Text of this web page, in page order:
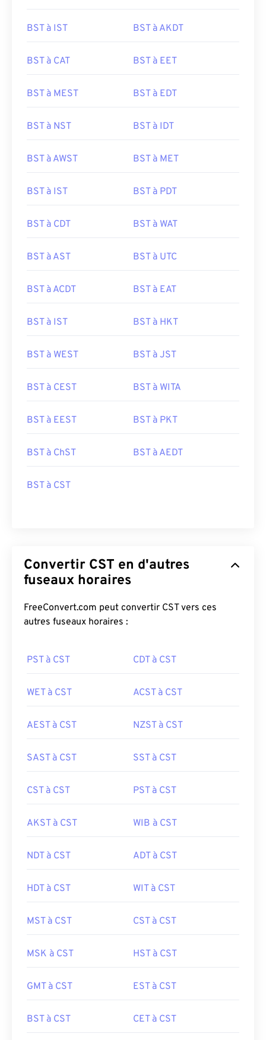
BST à IST BST à AKDT
BST à CAT BST à EET
BST à MEST BST à EDT
BST à NST BST à IDT
BST à AWST BST à MET
BST à IST BST à PDT
BST à CDT BST à WAT
BST à AST BST à UTC
BST à ACDT BST à EAT
BST à IST BST à HKT
BST à WEST BST à JST
BST à CEST BST à WITA
BST à EEST BST à PKT
BST à ChST BST à AEDT
BST à CST
Convertir CST en d'autres
fuseaux horaires
FreeConvert.com peut convertir CST vers ces
autres fuseaux horaires :
PST à CST CDT à CST
WET à CST ACST à CST
AEST à CST NZST à CST
SAST à CST SST à CST
CST à CST PST à CST
AKST à CST WIB à CST
NDT à CST ADT à CST
HDT à CST WIT à CST
MST à CST CST à CST
MSK à CST HST à CST
GMT à CST EST à CST
BST à CST CET à CST